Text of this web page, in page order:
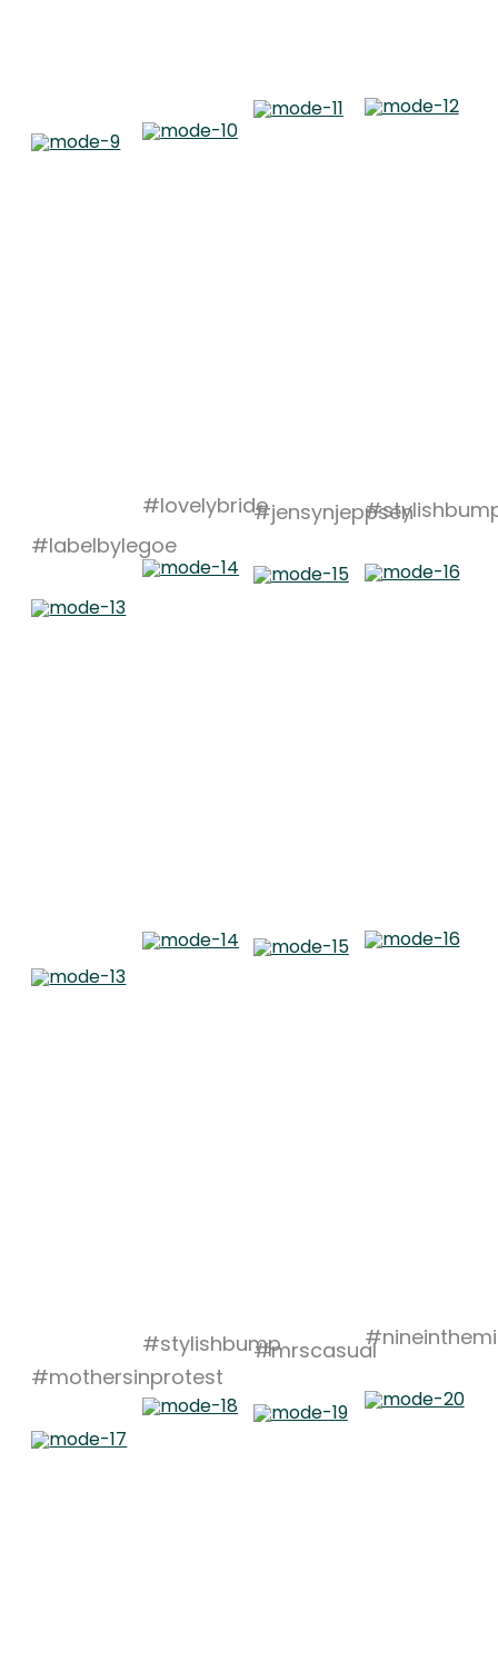
#labelbylegoe
#mothersinprotest
#lovelybride
#stylishbump
#jensynjeppsen
#mrscasual